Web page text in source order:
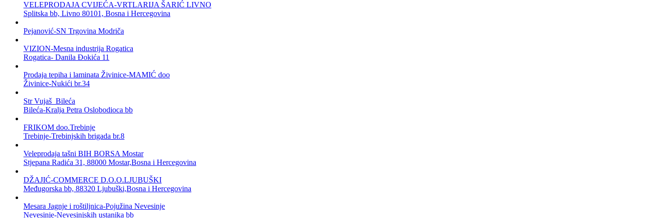
VELEPRODAJA CVIJEĆA-VRTLARIJA ŠARIĆ LIVNO
Splitska bb, Livno 80101, Bosna i Hercegovina
Pejanović-SN Trgovina Modriča
VIZION-Mesna industrija Rogatica
Rogatica- Danila Đokića 11
Prodaja tepiha i laminata Živinice-MAMIĆ doo
Živinice-Nukići br.34
Str Vujaš Bileća
Bileća-Kralja Petra Oslobodioca bb
FRIKOM doo.Trebinje
Trebinje-Trebinjskih brigada br.8
Veleprodaja tašni BIH BORSA Mostar
Stjepana Radića 31, 88000 Mostar,Bosna i Hercegovina
DŽAJIĆ-COMMERCE D.O.O.LJUBUŠKI
Međugorska bb, 88320 Ljubuški,Bosna i Hercegovina
Mesara Jagnje i roštiljnica-Pojužina Nevesinje
Nevesinje-Nevesinjskih ustanika bb